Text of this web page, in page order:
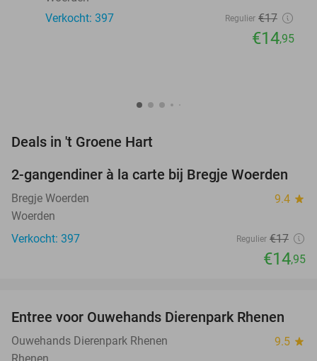
Verkocht: 397
Regulier €17
€14,95
Deals in 't Groene Hart
12%
2-gangendiner à la carte bij Bregje Woerden
Bregje Woerden 9.4 star
Woerden
Verkocht: 397
Regulier €17
€14,95
19%
Entree voor Ouwehands Dierenpark Rhenen
Ouwehands Dierenpark Rhenen 9.5 star